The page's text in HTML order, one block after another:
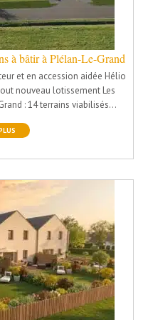
à bâtir à Plélan-Le-Grand
et en accession aidée Hélio
nouveau lotissement Les
: 14 terrains viabilisés…